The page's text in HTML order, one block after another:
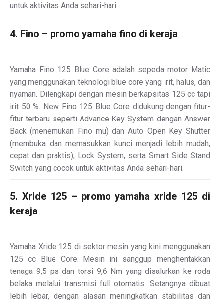
untuk aktivitas Anda sehari-hari.
4. Fino – promo yamaha fino di keraja
Yamaha Fino 125 Blue Core adalah sepeda motor Matic
yang menggunakan teknologi blue core yang irit, halus, dan
nyaman. Dilengkapi dengan mesin berkapsitas 125 cc tapi
irit 50 %. New Fino 125 Blue Core didukung dengan fitur-
fitur terbaru seperti Advance Key System dengan Answer
Back (menemukan Fino mu) dan Auto Open Key Shutter
(membuka dan memasukkan kunci menjadi lebih mudah,
cepat dan praktis), Lock System, serta Smart Side Stand
Switch yang cocok untuk aktivitas Anda sehari-hari.
5. Xride 125 – promo yamaha xride 125 di
keraja
Yamaha Xride 125 di sektor mesin yang kini menggunakan
125 cc Blue Core. Mesin ini sanggup menghentakkan
tenaga 9,5 ps dan torsi 9,6 Nm yang disalurkan ke roda
belaka melalui transmisi full otomatis. Setangnya dibuat
lebih lebar, dengan alasan meningkatkan stabilitas dan